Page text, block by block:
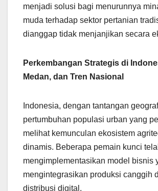
menjadi solusi bagi menurunnya
muda terhadap sektor pertanian
dianggap tidak menjanjikan secara
Perkembangan Strategis di
Medan, dan Tren Nasional
Indonesia, dengan tantangan
pertumbuhan populasi urban yang
melihat kemunculan ekosistem
dinamis. Beberapa pemain kunci
mengimplementasikan model bisnis
mengintegrasikan produksi canggih
distribusi digital.